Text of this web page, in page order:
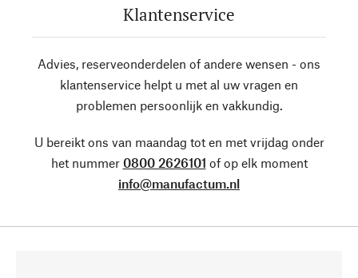
Klantenservice
Advies, reserveonderdelen of andere wensen - ons
klantenservice helpt u met al uw vragen en
problemen persoonlijk en vakkundig.
U bereikt ons van maandag tot en met vrijdag onder
het nummer 0800 2626101 of op elk moment
info@manufactum.nl